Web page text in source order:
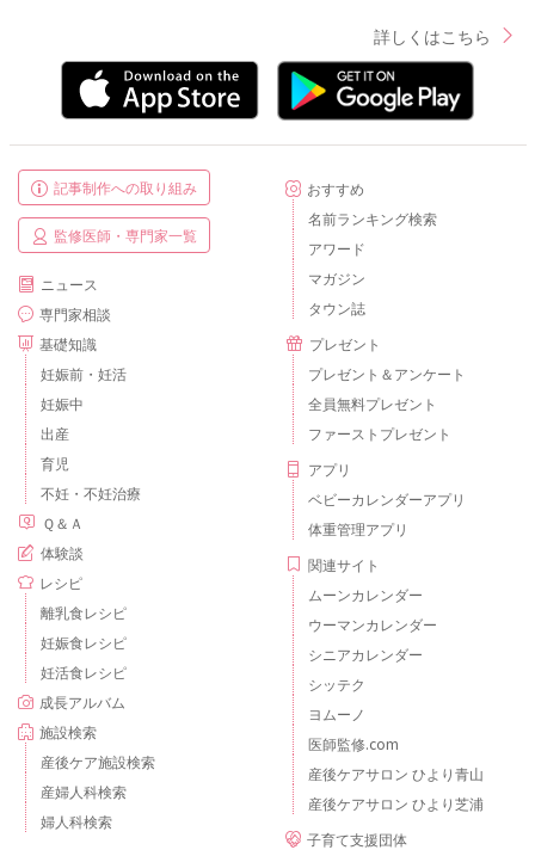
詳しくはこちら
記事制作への取り組み
監修医師・専門家一覧
ニュース
専門家相談
基礎知識
妊娠前・妊活
妊娠中
出産
育児
不妊・不妊治療
Ｑ＆Ａ
体験談
レシピ
離乳食レシピ
妊娠食レシピ
妊活食レシピ
成長アルバム
施設検索
産後ケア施設検索
産婦人科検索
婦人科検索
おすすめ
名前ランキング検索
アワード
マガジン
タウン誌
プレゼント
プレゼント＆アンケート
全員無料プレゼント
ファーストプレゼント
アプリ
ベビーカレンダーアプリ
体重管理アプリ
関連サイト
ムーンカレンダー
ウーマンカレンダー
シニアカレンダー
シッテク
ヨムーノ
医師監修.com
産後ケアサロン ひより青山
産後ケアサロン ひより芝浦
子育て支援団体